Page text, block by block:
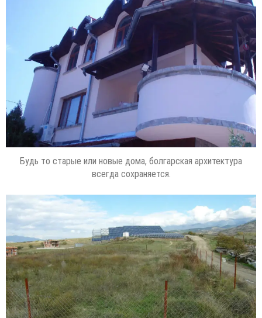
Будь то старые или новые дома, болгарская архитектура
всегда сохраняется.